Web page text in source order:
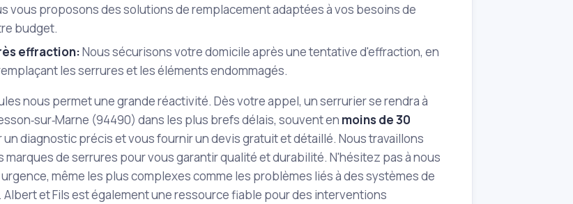
vous proposons des solutions de remplacement adaptées à vos besoins de
budget.
effraction:Nous sécurisons votre domicile après une tentative d'effraction, en
les serrures et les éléments endommagés.
nous permet une grande réactivité. Dès votre appel, un serrurier se rendra à
(94490) dans les plus brefs délais, souvent en moins de 30
un diagnostic précis et vous fournir un devis gratuit et détaillé. Nous travaillons
marques de serrures pour vous garantir qualité et durabilité. N'hésitez pas à nous
même les plus complexes comme les problèmes liés à des systèmes de
et Fils est également une ressource fiable pour des interventions